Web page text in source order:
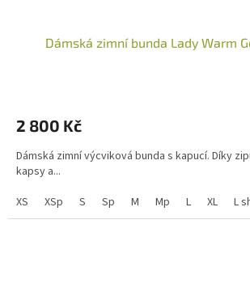
Dámská zimní bunda Lady Warm
2 800 Kč
Dámská zimní výcviková bunda s kapucí. Díky
kapsy a...
XS
XSp S Sp M Mp L XL L